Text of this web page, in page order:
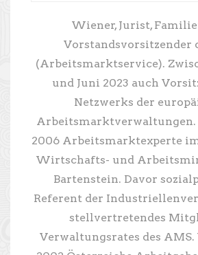
Wiener, Jurist,
Vorstandsvorsitzender
(Arbeitsmarktservice).
und Juni 2023 auch
Netzwerks der
Arbeitsmarktverwaltungen.
2006 Arbeitsmarktexperte
Wirtschafts- und
Bartenstein. Davor
Referent der
stellvertretendes
Verwaltungsrates des AMS.